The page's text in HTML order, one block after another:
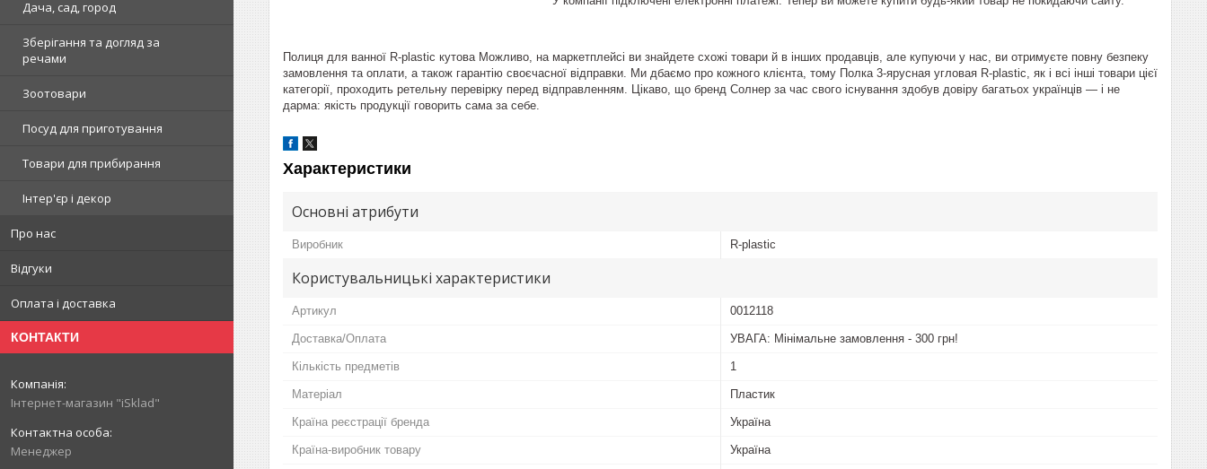
Дача, сад, город
Зберігання та догляд за
речами
Зоотовари
Посуд для приготування
Товари для прибирання
Інтер'єр і декор
Про нас
Відгуки
Оплата і доставка
КОНТАКТИ
Інтернет-магазин "iSklad"
Менеджер
Полиця для ванної R-plastic кутова Можливо, на маркетплейсі ви знайдете схожі товари й в інших продавців, але купуючи у нас, ви отримуєте повну безпеку
замовлення та оплати, а також гарантію своєчасної відправки. Ми дбаємо про кожного клієнта, тому Полка 3-ярусная угловая R-plastic, як і всі інші товари цієї
категорії, проходить ретельну перевірку перед відправленням. Цікаво, що бренд Солнер за час свого існування здобув довіру багатьох українців — і не
дарма: якість продукції говорить сама за себе.
Характеристики
Основні атрибути
Виробник R-plastic
Користувальницькі характеристики
Артикул 0012118
Доставка/Оплата УВАГА: Мінімальне замовлення - 300 грн!
Кількість предметів 1
Матеріал Пластик
Країна реєстрації бренда Україна
Країна-виробник товару Україна